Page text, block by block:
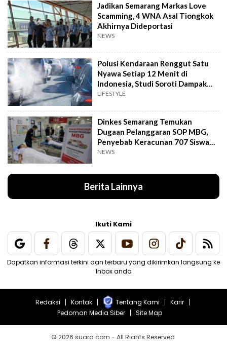
Jadikan Semarang Markas Love
Scamming, 4 WNA Asal Tiongkok
Akhirnya Dideportasi
NEWS
Polusi Kendaraan Renggut Satu
Nyawa Setiap 12 Menit di
Indonesia, Studi Soroti Dampak
Seriusnya
LIFESTYLE
Dinkes Semarang Temukan
Dugaan Pelanggaran SOP MBG,
Penyebab Keracunan 707 Siswa
Masih Diteliti
NEWS
Berita Lainnya
Ikuti Kami
Dapatkan informasi terkini dan terbaru yang dikirimkan langsung ke
Inbox anda
Redaksi Kontak Tentang Kami
Karir
Pedoman Media Siber
Site Map
© 2026 suara.com - All Rights Reserved.